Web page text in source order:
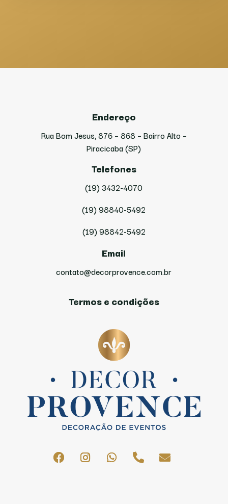
Endereço
Rua Bom Jesus, 876 – 868 – Bairro Alto –
Piracicaba (SP)
Telefones
(19) 3432-4070
(19) 98840-5492
(19) 98842-5492
Email
contato@decorprovence.com.br
Termos e condições